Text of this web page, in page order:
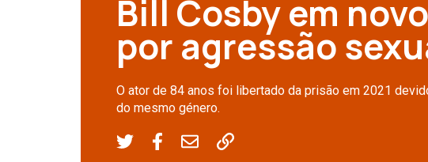
Bill Cosby em
por agressão
O ator de 84 anos foi libertado da prisão em 2021
do mesmo género.